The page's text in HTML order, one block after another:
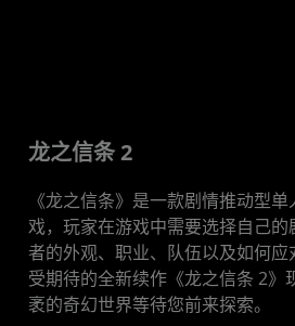
龙之信条 2
《龙之信条》是一款剧情推动型
戏，玩家在游戏中需要选择自己
者的外观、职业、队伍以及如何
受期待的全新续作《龙之信条 2》
袤的奇幻世界等待您前来探索。